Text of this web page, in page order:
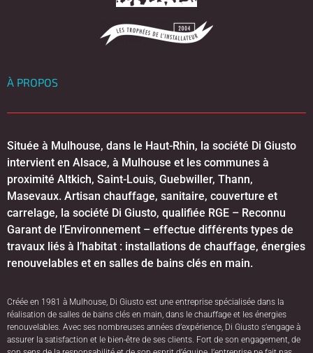
À PROPOS
Située à Mulhouse, dans le Haut-Rhin, la société Di Giusto
intervient en Alsace, à Mulhouse et les communes à
proximité Altkich, Saint-Louis, Guebwiller, Thann,
Masevaux. Artisan chauffage, sanitaire, couverture et
carrelage, la société Di Giusto, qualifiée RGE – Reconnu
Garant de l’Environnement – effectue différents types de
travaux liés à l’habitat : installations de chauffage, énergies
renouvelables et en salles de bains clés en main.
Créée en 1981 à Mulhouse, Di Giusto est une entreprise spécialisée dans la
réalisation de salles de bains clés en main, dans le chauffage et les énergies
renouvelables. Avec ses nombreuses années d’expérience, Di Giusto s’engage à
assurer la satisfaction et le bien-être de ses clients. Fort de son engagement, de